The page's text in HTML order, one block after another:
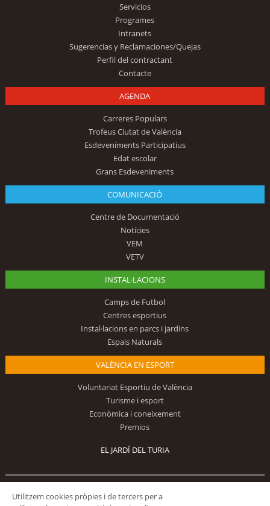
Servicios
Programes
Intranets
Sugerencias y Reclamaciones/Quejas
Perfil del contractant
Contacte
AGENDA
Carreres Populars
Trofeus Ciutat de València
Esdeveniments Participatius
Edat escolar
Grans Esdeveniments
COMUNICACIÓ
Centre de Documentació
Notícies
VEM
VETV
INSTAL·LACIONS
Camps de Futbol
Centres esportius
Instal·lacions en parcs i jardins
Espais Naturals
VALÈNCIA EN ESPORT
Voluntariat Esportiu de València
Turisme i esport
Econòmica i coneixement
Premios
EL JARDÍ DEL TURIA
Utilitzem cookies pròpies i de tercers per a